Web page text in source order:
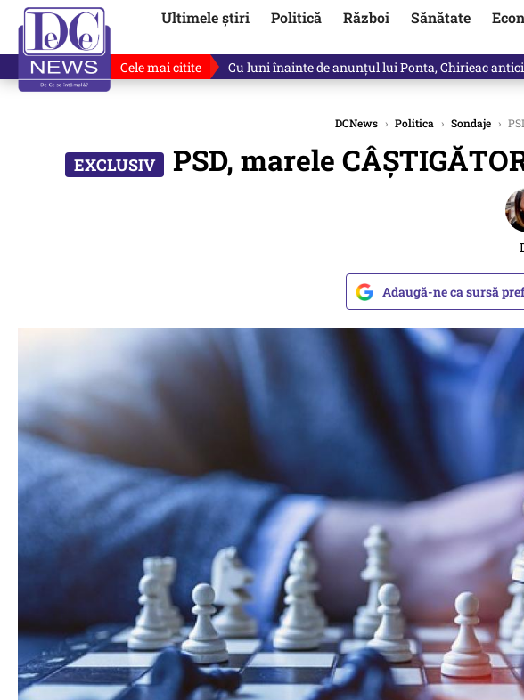
Ultimele știri Politică Război Sănătate
Cele mai citite Cu luni înainte de anunțul lui Ponta, Chirieac
DCNews › Politica › Sondaje ›
PSD, marele
Adaugă-ne ca sursă